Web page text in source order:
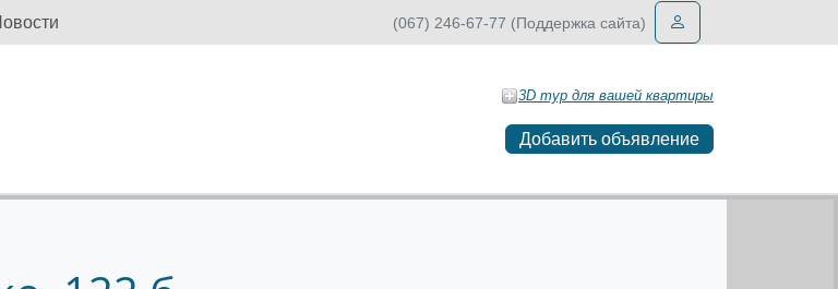
(067) 246-67-77 (Поддержка сайта)
3D тур для вашей квартиры
Добавить объявление